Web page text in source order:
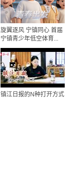
旋翼逐风 宁镇同心 首届
宁镇青少年低空体育...
镇江日报的N种打开方式